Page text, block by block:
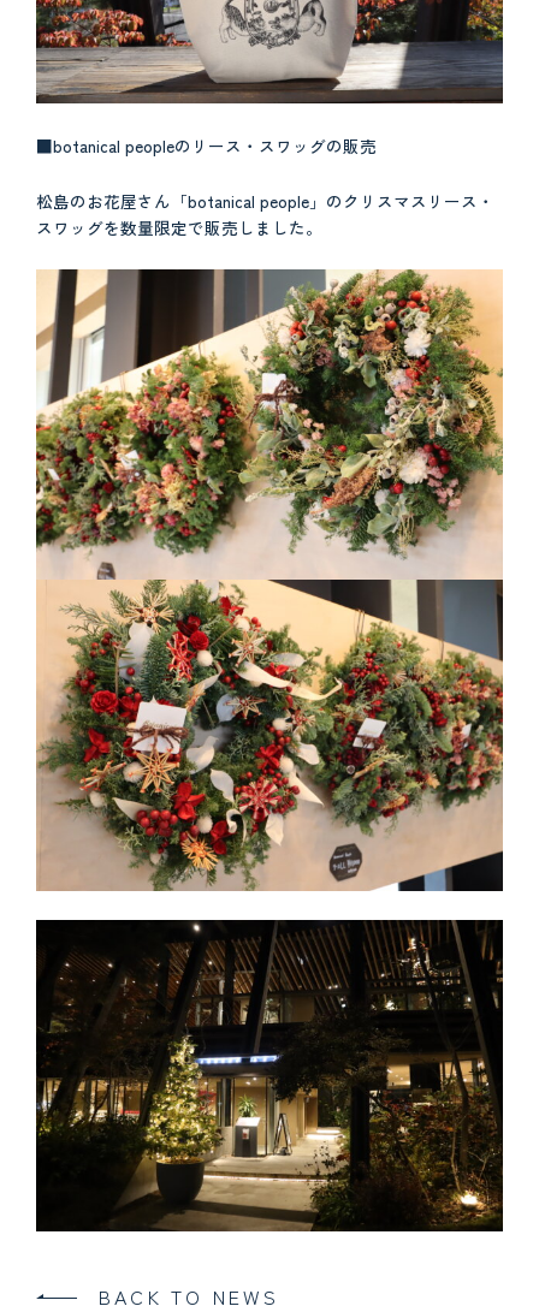
■botanical peopleのリース・スワッグの販売
松島のお花屋さん「botanical people」のクリスマスリース・
スワッグを数量限定で販売しました。
BACK TO NEWS